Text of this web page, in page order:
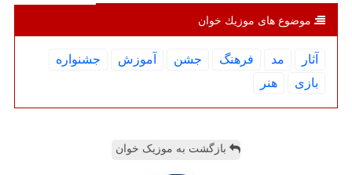
موضوع های موزیك خوان
آثار مد فرهنگ جشن آموزش
جشنواره
بازی
هنر
بازگشت به موزیک خوان